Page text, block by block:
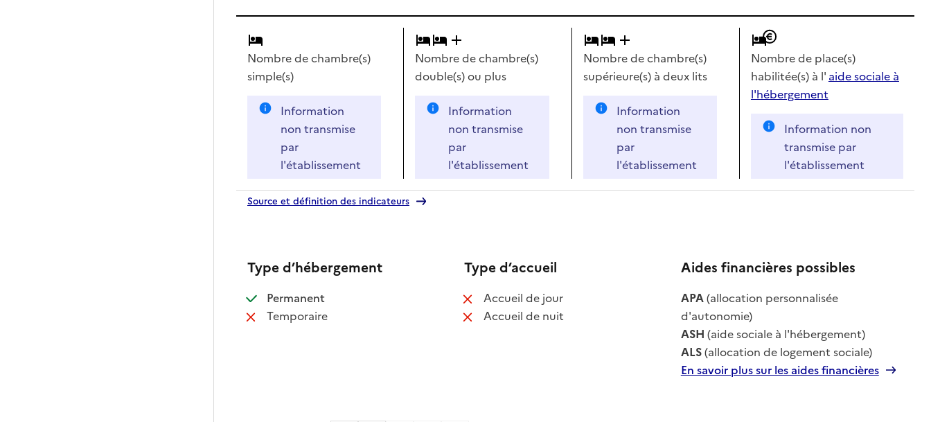
Nombre de chambre(s)
simple(s)
Information
non transmise
par
l'établissement
Nombre de chambre(s)
double(s)ou plus
Information
non transmise
par
l'établissement
Nombre de chambre(s)
supérieure(s) à deux lits
Information
non transmise
par
l'établissement
Nombre de place(s)
habilitée(s) à l' aide sociale à
l'hébergement
Information non
transmise par
l'établissement
Source et définition des indicateurs
Type d’hébergement
Permanent: disponible
Temporaire: non disponible
Type d’accueil
Accueil de jour: non disponible
Accueil de nuit: non disponible
Aides financières possibles
APA(allocation personnalisée
d'autonomie)
ASH (aide sociale à l'hébergement)
ALS(allocation de logement sociale)
En savoir plus sur les aides financières